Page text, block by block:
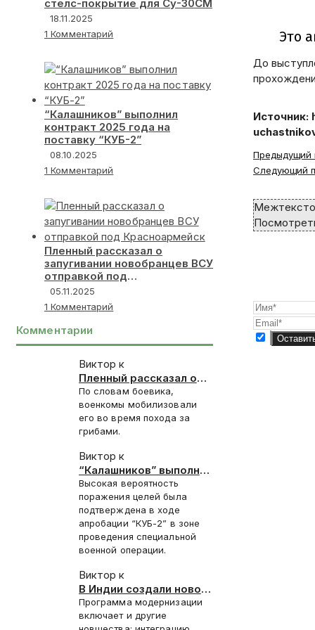
До
Read
more
Предыдущий
Следующий
стелс-покрытие для Су-30СМ
18.11.2025
1 Комментарий
“Калашников” выполнил
контракт 2025 года на
поставку “КУБ-2”
08.10.2025
1 Комментарий
Пленный рассказал о
запугивании новобранцев ВСУ
отправкой под
Красноармейск
05.11.2025
1 Комментарий
Комментарии
Виктор к
Пленный рассказал о
запугивании
новобранцев ВСУ
отправкой под
Красноармейск
По словам боевика,
военкомы мобилизовали
его во время похода за
грибами.
Виктор к
“Калашников” выполнил
контракт 2025 года на
поставку “КУБ-2”
Высокая вероятность
поражения целей была
подтверждена в ходе
апробации “КУБ-2” в зоне
проведения специальной
военной операции.
Виктор к
В Индии создали новое
стелс-покрытие для
Су-30СМ
Программа модернизации
включает и другие